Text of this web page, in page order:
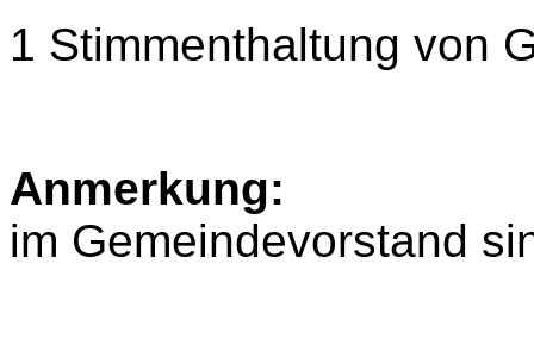
1 Stimmenthaltung von
Anmerkung:
im Gemeindevorstand